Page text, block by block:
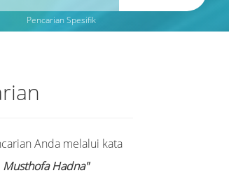
Pencarian Spesifik
Anda melalui kata
Musthofa Hadna"